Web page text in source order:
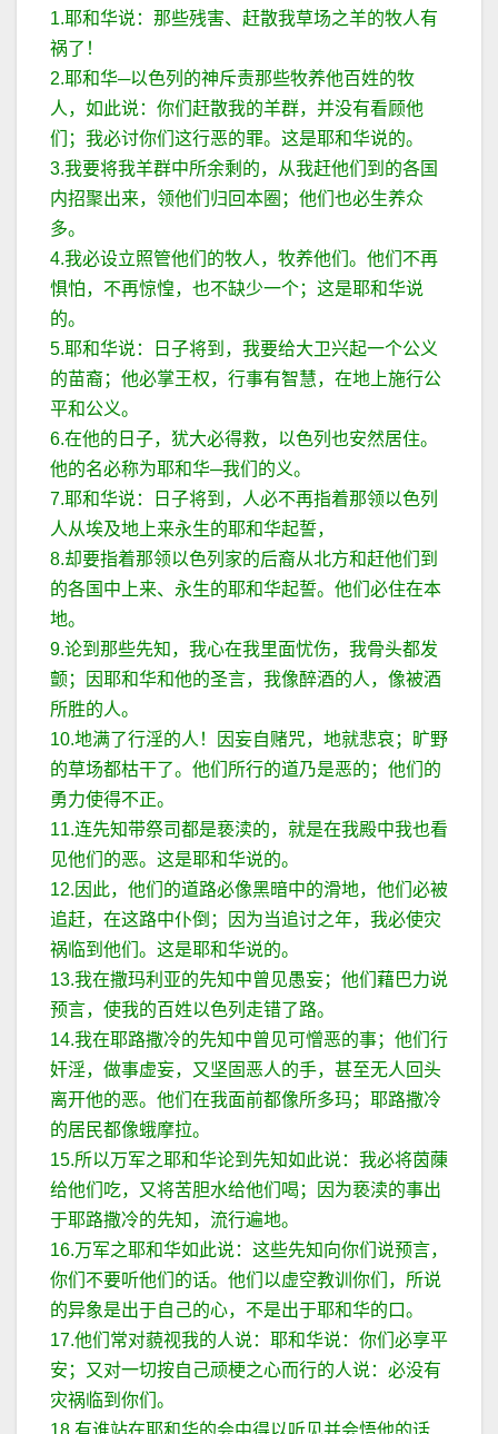
1.耶和华说：那些残害、赶散我草场之羊的牧人有
祸了！
2.耶和华─以色列的神斥责那些牧养他百姓的牧
人，如此说：你们赶散我的羊群，并没有看顾他
们；我必讨你们这行恶的罪。这是耶和华说的。
3.我要将我羊群中所余剩的，从我赶他们到的各国
内招聚出来，领他们归回本圈；他们也必生养众
多。
4.我必设立照管他们的牧人，牧养他们。他们不再
惧怕，不再惊惶，也不缺少一个；这是耶和华说
的。
5.耶和华说：日子将到，我要给大卫兴起一个公义
的苗裔；他必掌王权，行事有智慧，在地上施行公
平和公义。
6.在他的日子，犹大必得救，以色列也安然居住。
他的名必称为耶和华─我们的义。
7.耶和华说：日子将到，人必不再指着那领以色列
人从埃及地上来永生的耶和华起誓，
8.却要指着那领以色列家的后裔从北方和赶他们到
的各国中上来、永生的耶和华起誓。他们必住在本
地。
9.论到那些先知，我心在我里面忧伤，我骨头都发
颤；因耶和华和他的圣言，我像醉酒的人，像被酒
所胜的人。
10.地满了行淫的人！因妄自赌咒，地就悲哀；旷野
的草场都枯干了。他们所行的道乃是恶的；他们的
勇力使得不正。
11.连先知带祭司都是亵渎的，就是在我殿中我也看
见他们的恶。这是耶和华说的。
12.因此，他们的道路必像黑暗中的滑地，他们必被
追赶，在这路中仆倒；因为当追讨之年，我必使灾
祸临到他们。这是耶和华说的。
13.我在撒玛利亚的先知中曾见愚妄；他们藉巴力说
预言，使我的百姓以色列走错了路。
14.我在耶路撒冷的先知中曾见可憎恶的事；他们行
奸淫，做事虚妄，又坚固恶人的手，甚至无人回头
离开他的恶。他们在我面前都像所多玛；耶路撒冷
的居民都像蛾摩拉。
15.所以万军之耶和华论到先知如此说：我必将茵蔯
给他们吃，又将苦胆水给他们喝；因为亵渎的事出
于耶路撒冷的先知，流行遍地。
16.万军之耶和华如此说：这些先知向你们说预言，
你们不要听他们的话。他们以虚空教训你们，所说
的异象是出于自己的心，不是出于耶和华的口。
17.他们常对藐视我的人说：耶和华说：你们必享平
安；又对一切按自己顽梗之心而行的人说：必没有
灾祸临到你们。